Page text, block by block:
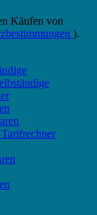
Käufen von
).